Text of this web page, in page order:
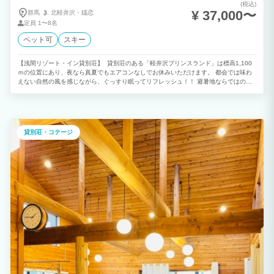
群馬 北軽井沢・ 嬬恋
定員 1〜8名
(税込)
¥ 37,000〜
ペット可 スキー
【浅間リゾート・イン貸別荘】 貸別荘のある「軽井沢プリンスランド」は標高1,100
ｍの位置にあり、夜なら真夏でもエアコンなしでお休みいただけます。 都会では味わ
えない自然の風を感じながら、ぐっすり眠ってリフレッシュ！！ 避暑地ならではの時
分にお持ち下さい。
貸別荘・コテージ